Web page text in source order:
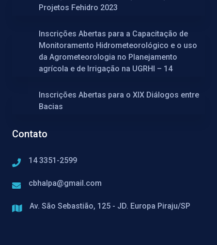
Projetos Fehidro 2023
Inscrições Abertas para a Capacitação de
Monitoramento Hidrometeorológico e o uso
da Agrometeorologia no Planejamento
agrícola e de Irrigação na UGRHI – 14
Inscrições Abertas para o XIX Diálogos entre
Bacias
Contato
14 3351-2599
cbhalpa@gmail.com
Av. São Sebastião, 125 - JD. Europa Piraju/SP